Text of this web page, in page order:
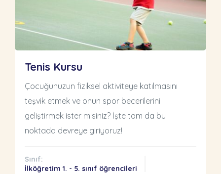
Tenis Kursu
Çocuğunuzun fiziksel aktiviteye katılmasını
teşvik etmek ve onun spor becerilerini
geliştirmek ister misiniz? İşte tam da bu
noktada devreye giriyoruz!
Sınıf:
İlköğretim 1. - 5. sınıf öğrencileri